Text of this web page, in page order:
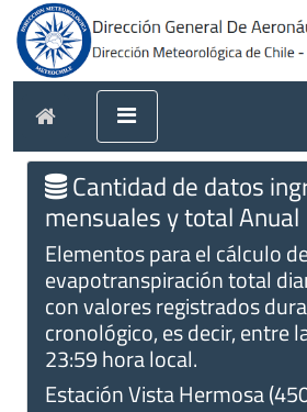
Cantidad de datos
mensuales y total Anual
Elementos para el cálculo
evapotranspiración total
con valores registrados
cronológico, es decir, entre
23:59 hora local.
Estación Vista Hermosa